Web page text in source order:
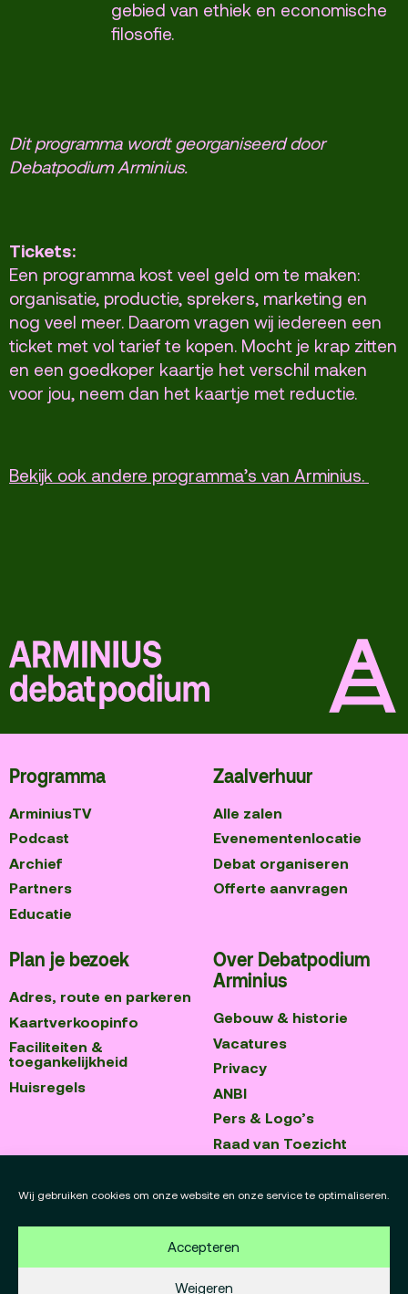
Wij gebruiken cookies om onze website en onze service te optimaliseren.
Accepteren
Weigeren
gebied van ethiek en economische
filosofie.
Dit programma wordt georganiseerd door
Debatpodium Arminius.
Tickets:
Een programma kost veel geld om te maken:
organisatie, productie, sprekers, marketing en
nog veel meer. Daarom vragen wij iedereen een
ticket met vol tarief te kopen. Mocht je krap zitten
en een goedkoper kaartje het verschil maken
voor jou, neem dan het kaartje met reductie.
Bekijk ook andere programma’s van Arminius.
Programma
ArminiusTV
Podcast
Archief
Partners
Educatie
Zaalverhuur
Alle zalen
Evenementenlocatie
Debat organiseren
Offerte aanvragen
Plan je bezoek
Adres, route en parkeren
Kaartverkoopinfo
Faciliteiten &
toegankelijkheid
Huisregels
Over Debatpodium
Arminius
Gebouw & historie
Vacatures
Privacy
ANBI
Pers & Logo’s
Raad van Toezicht
Contact
Team
Blijf op de hoogte